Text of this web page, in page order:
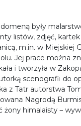
były
listów, zdjęć,
m.in. w Miejskiej
Jej prace można
i tworzyła w
scenografii do
z Tatr autorstwa
Nagrodą
żony himalaisty –